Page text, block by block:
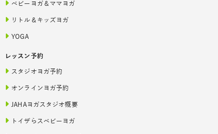
ベビーヨガ＆ママヨガ
リトル＆キッズヨガ
YOGA
レッスン予約
スタジオヨガ予約
オンラインヨガ予約
JAHAヨガスタジオ概要
トイザらスベビーヨガ